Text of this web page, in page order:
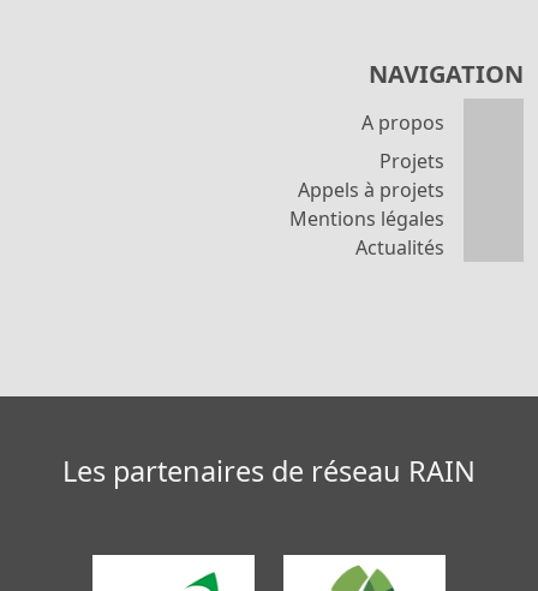
NAVIGATION
A propos
Projets
Appels à projets
Mentions légales
Actualités
Les partenaires de réseau RAIN